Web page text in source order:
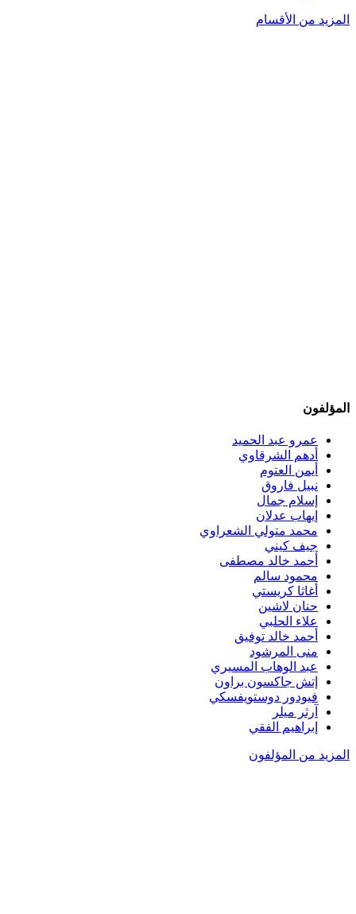
المزيد من الأقسام
المؤلفون
عمرو عبد الحميد
أدهم الشرقاوي
أيمن العتوم
نبيل فاروق
إسلام جمال
إيهاب عدلان
محمد متولي الشعراوي
جيف كيني
أحمد خالد مصطفى
محمود سالم
أغاثا كريستي
حنان لاشين
علاء الحلبي
أحمد خالد توفيق
منى المرشود
عبد الوهاب المسيري
إتش جاكسون براون
فيودور دوستويفسكي
آرثر ميلر
إبراهيم الفقي
المزيد من المؤلفون